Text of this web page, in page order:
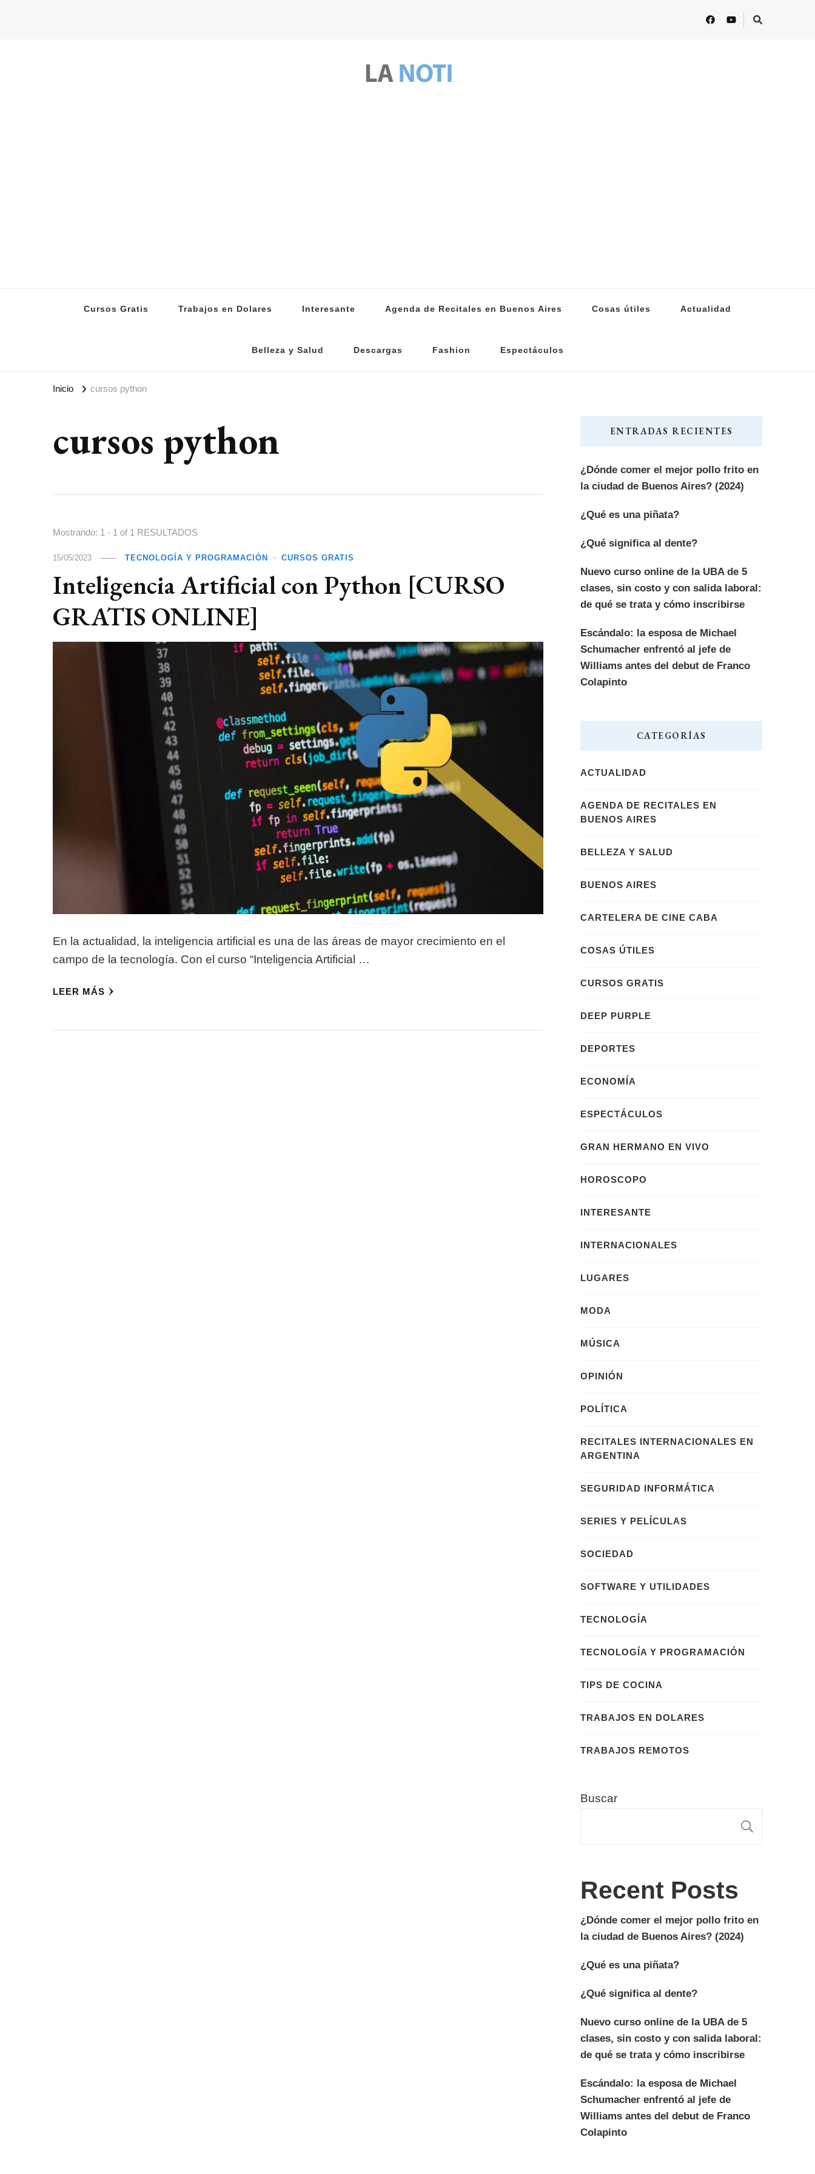
Cursos Gratis Trabajos en Dolares Interesante Agenda de Recitales en Buenos Aires Cosas útiles Actualidad
Belleza y Salud Descargas Fashion Espectáculos
Inicio cursos python
cursos python
Mostrando: 1 - 1 of 1 RESULTADOS
15/05/2023 TECNOLOGÍA Y PROGRAMACIÓN CURSOS GRATIS
Inteligencia Artificial con Python [CURSO
GRATIS ONLINE]
En la actualidad, la inteligencia artificial es una de las áreas de mayor crecimiento en el
campo de la tecnología. Con el curso “Inteligencia Artificial …
LEER MÁS
ENTRADAS RECIENTES
¿Dónde comer el mejor pollo frito en
la ciudad de Buenos Aires? (2024)
¿Qué es una piñata?
¿Qué significa al dente?
Nuevo curso online de la UBA de 5
clases, sin costo y con salida laboral:
de qué se trata y cómo inscribirse
Escándalo: la esposa de Michael
Schumacher enfrentó al jefe de
Williams antes del debut de Franco
Colapinto
CATEGORÍAS
ACTUALIDAD
AGENDA DE RECITALES EN
BUENOS AIRES
BELLEZA Y SALUD
BUENOS AIRES
CARTELERA DE CINE CABA
COSAS ÚTILES
CURSOS GRATIS
DEEP PURPLE
DEPORTES
ECONOMÍA
ESPECTÁCULOS
GRAN HERMANO EN VIVO
HOROSCOPO
INTERESANTE
INTERNACIONALES
LUGARES
MODA
MÚSICA
OPINIÓN
POLÍTICA
RECITALES INTERNACIONALES EN
ARGENTINA
SEGURIDAD INFORMÁTICA
SERIES Y PELÍCULAS
SOCIEDAD
SOFTWARE Y UTILIDADES
TECNOLOGÍA
TECNOLOGÍA Y PROGRAMACIÓN
TIPS DE COCINA
TRABAJOS EN DOLARES
TRABAJOS REMOTOS
Buscar
Recent Posts
¿Dónde comer el mejor pollo frito en
la ciudad de Buenos Aires? (2024)
¿Qué es una piñata?
¿Qué significa al dente?
Nuevo curso online de la UBA de 5
clases, sin costo y con salida laboral:
de qué se trata y cómo inscribirse
Escándalo: la esposa de Michael
Schumacher enfrentó al jefe de
Williams antes del debut de Franco
Colapinto